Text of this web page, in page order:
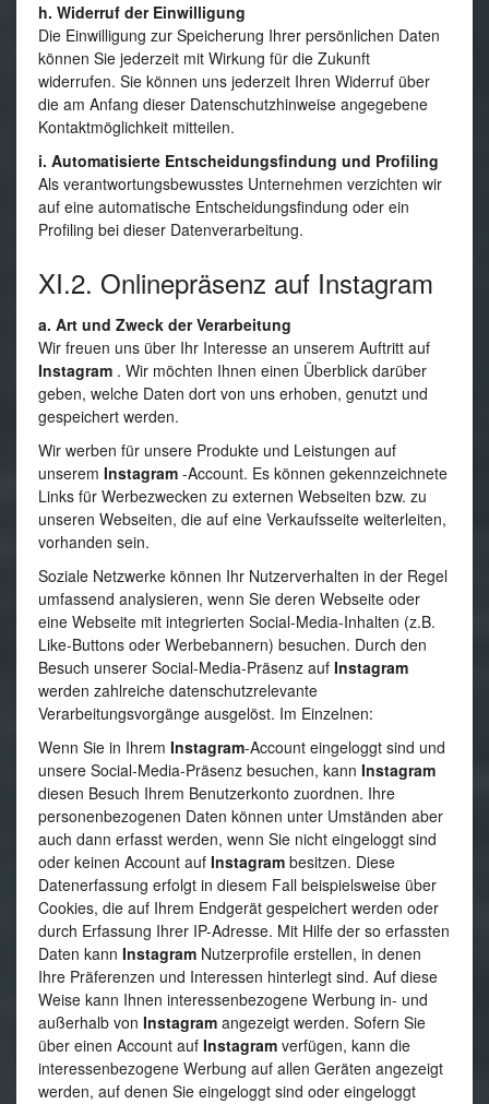
h. Widerruf der Einwilligung
Die Einwilligung zur Speicherung Ihrer persönlichen Daten
können Sie jederzeit mit Wirkung für die Zukunft
widerrufen. Sie können uns jederzeit Ihren Widerruf über
die am Anfang dieser Datenschutzhinweise angegebene
Kontaktmöglichkeit mitteilen.
i. Automatisierte Entscheidungsfindung und Profiling
Als verantwortungsbewusstes Unternehmen verzichten wir
auf eine automatische Entscheidungsfindung oder ein
Profiling bei dieser Datenverarbeitung.
XI.2. Onlinepräsenz auf Instagram
a. Art und Zweck der Verarbeitung
Wir freuen uns über Ihr Interesse an unserem Auftritt auf
Instagram . Wir möchten Ihnen einen Überblick darüber
geben, welche Daten dort von uns erhoben, genutzt und
gespeichert werden.
Wir werben für unsere Produkte und Leistungen auf
unserem Instagram -Account. Es können gekennzeichnete
Links für Werbezwecken zu externen Webseiten bzw. zu
unseren Webseiten, die auf eine Verkaufsseite weiterleiten,
vorhanden sein.
Soziale Netzwerke können Ihr Nutzerverhalten in der Regel
umfassend analysieren, wenn Sie deren Webseite oder
eine Webseite mit integrierten Social-Media-Inhalten (z.B.
Like-Buttons oder Werbebannern) besuchen. Durch den
Besuch unserer Social-Media-Präsenz auf Instagram
werden zahlreiche datenschutzrelevante
Verarbeitungsvorgänge ausgelöst. Im Einzelnen:
Wenn Sie in Ihrem Instagram-Account eingeloggt sind und
unsere Social-Media-Präsenz besuchen, kann Instagram
diesen Besuch Ihrem Benutzerkonto zuordnen. Ihre
personenbezogenen Daten können unter Umständen aber
auch dann erfasst werden, wenn Sie nicht eingeloggt sind
oder keinen Account auf Instagram besitzen. Diese
Datenerfassung erfolgt in diesem Fall beispielsweise über
Cookies, die auf Ihrem Endgerät gespeichert werden oder
durch Erfassung Ihrer IP-Adresse. Mit Hilfe der so erfassten
Daten kann Instagram Nutzerprofile erstellen, in denen
Ihre Präferenzen und Interessen hinterlegt sind. Auf diese
Weise kann Ihnen interessenbezogene Werbung in- und
außerhalb von Instagram angezeigt werden. Sofern Sie
über einen Account auf Instagram verfügen, kann die
interessenbezogene Werbung auf allen Geräten angezeigt
werden, auf denen Sie eingeloggt sind oder eingeloggt